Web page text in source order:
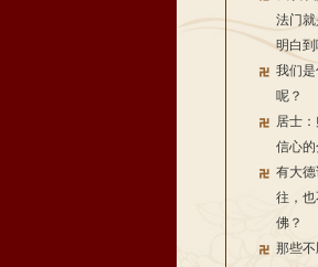
法门
明白
我们
呢？
居士
信心的
有大
往，
佛？
那些